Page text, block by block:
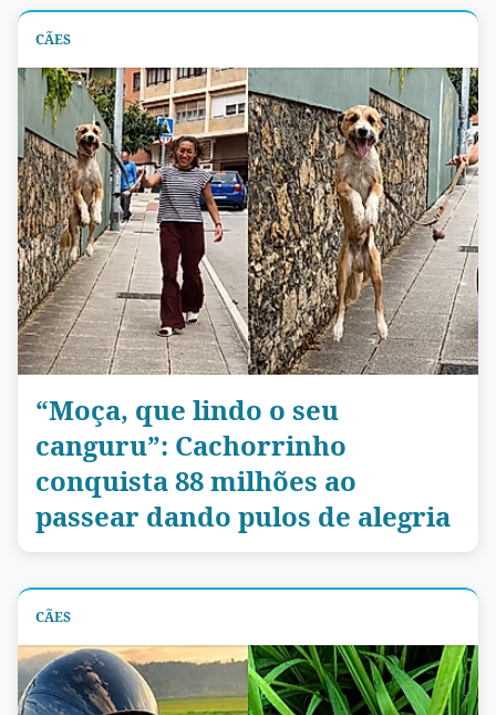
CÃES
“Moça, que lindo o seu
canguru”: Cachorrinho
conquista 88 milhões ao
passear dando pulos de alegria
CÃES